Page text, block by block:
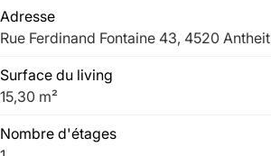
Adresse
Rue Ferdinand Fontaine 43, 4520 Antheit
Surface du living
15,30 m²
Nombre d'étages